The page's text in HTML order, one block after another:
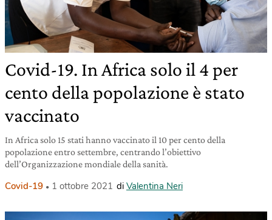
Covid-19. In Africa solo il 4 per
cento della popolazione è stato
vaccinato
In Africa solo 15 stati hanno vaccinato il 10 per cento della
popolazione entro settembre, centrando l’obiettivo
dell’Organizzazione mondiale della sanità.
Covid-19 1 ottobre 2021 di Valentina Neri